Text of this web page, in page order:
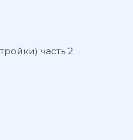
часть 2